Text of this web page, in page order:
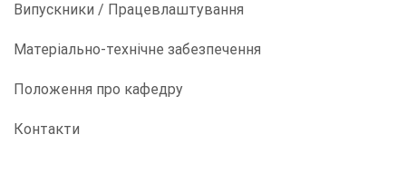
Випускники / Працевлаштування
Матеріально-технічне забезпечення
Положення про кафедру
Контакти